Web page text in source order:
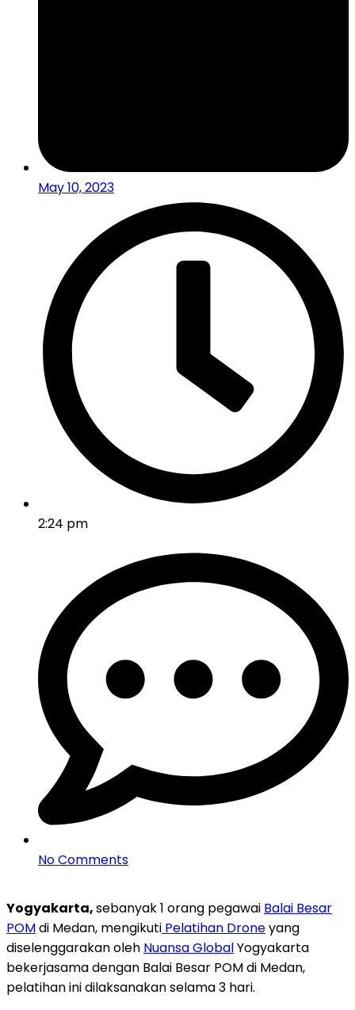
May 10, 2023
2:24 pm
No Comments
Yogyakarta,sebanyak 1 orang pegawai Balai Besar
POMdi Medan, mengikuti Pelatihan Droneyang
diselenggarakan oleh Nuansa GlobalYogyakarta
bekerjasama dengan Balai Besar POM di Medan,
pelatihan ini dilaksanakan selama 3 hari.